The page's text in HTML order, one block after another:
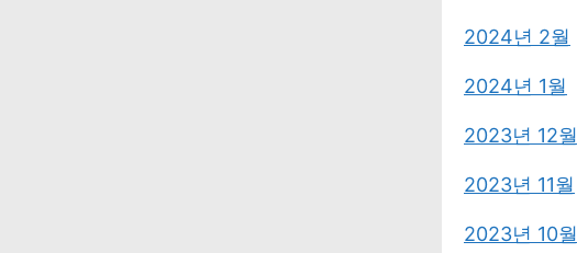
2024년 2월
2024년 1월
2023년 12월
2023년 11월
2023년 10월